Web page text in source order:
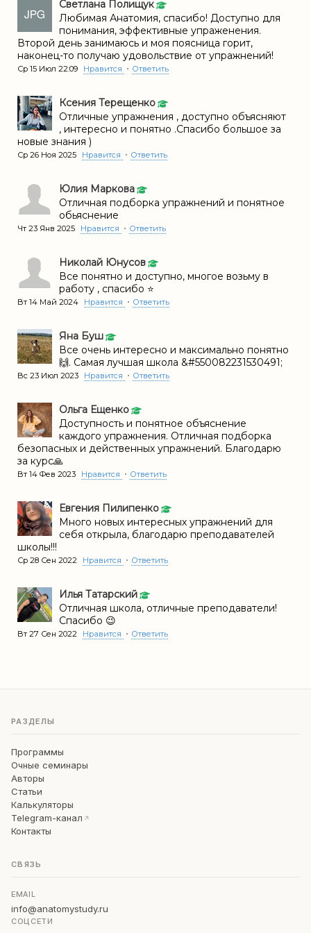
Светлана Полищук
Любимая Анатомия, спасибо! Доступно для
понимания, эффективные упраженения.
Второй день занимаюсь и моя поясница горит,
наконец-то получаю удовольствие от упражнений!
Ср 15 Июл 22:09 Нравится • Ответить
Ксения Терещенко
Отличные упражнения , доступно объясняют
, интересно и понятно .Спасибо большое за
новые знания )
Ср 26 Ноя 2025 Нравится • Ответить
Юлия Маркова
Отличная подборка упражнений и понятное
обьяснение
Чт 23 Янв 2025 Нравится • Ответить
Николай Юнусов
Все понятно и доступно, многое возьму в
работу , спасибо ⭐
Вт 14 Май 2024 Нравится • Ответить
Яна Буш
Все очень интересно и максимально понятно
🙌. Самая лучшая школа &#550082231530491;
Вс 23 Июл 2023 Нравится • Ответить
Ольга Ещенко
Доступность и понятное объяснение
каждого упражнения. Отличная подборка
безопасных и действенных упражнений. Благодарю
за курс🙏
Вт 14 Фев 2023 Нравится • Ответить
Евгения Пилипенко
Много новых интересных упражнений для
себя открыла, благодарю преподавателей
школы!!!
Ср 28 Сен 2022 Нравится • Ответить
Илья Татарский
Отличная школа, отличные преподаватели!
Спасибо 😉
Вт 27 Сен 2022 Нравится • Ответить
РАЗДЕЛЫ
Программы
Очные семинары
Авторы
Статьи
Калькуляторы
Telegram-канал
Контакты
СВЯЗЬ
EMAIL
info@anatomystudy.ru
СОЦСЕТИ